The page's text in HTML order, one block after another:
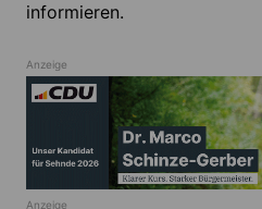
informieren.
Anzeige
Anzeige